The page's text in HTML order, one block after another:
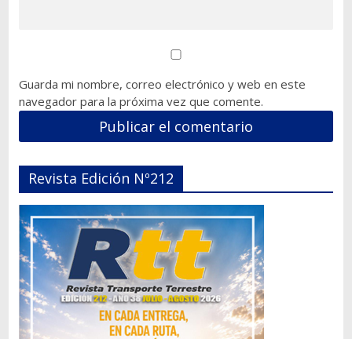
Guarda mi nombre, correo electrónico y web en este
navegador para la próxima vez que comente.
Revista Edición Nº212